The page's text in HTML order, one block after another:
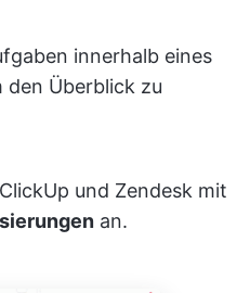
innerhalb eines
den Überblick zu
und Zendesk mit
an.